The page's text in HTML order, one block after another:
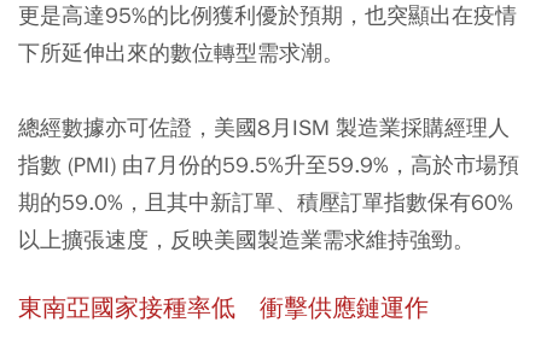
更是高達95%的比例獲利優於預期，也突顯出在疫情
下所延伸出來的數位轉型需求潮。
總經數據亦可佐證，美國8月ISM 製造業採購經理人
指數 (PMI) 由7月份的59.5%升至59.9%，高於市場預
期的59.0%，且其中新訂單、積壓訂單指數保有60%
以上擴張速度，反映美國製造業需求維持強勁。
東南亞國家接種率低 衝擊供應鏈運作